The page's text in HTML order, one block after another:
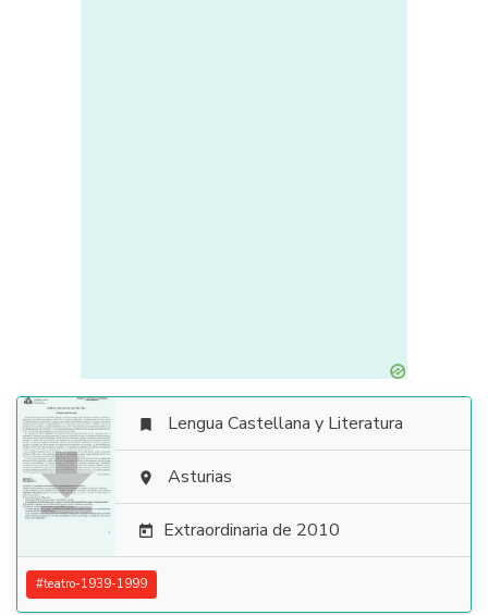

 Lengua Castellana y Literatura
 Asturias
 Extraordinaria de 2010
#teatro-1939-1999